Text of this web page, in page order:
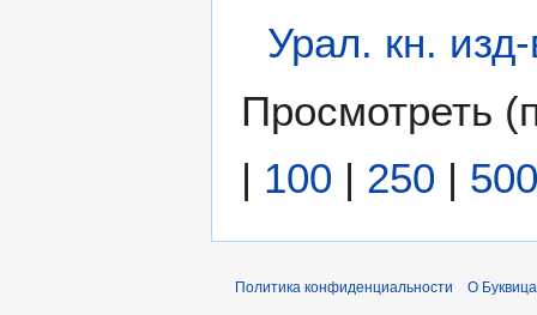
Урал. кн.
Просмотреть (
| 100 | 250 | 500
Политика конфиденциальности О Буквица